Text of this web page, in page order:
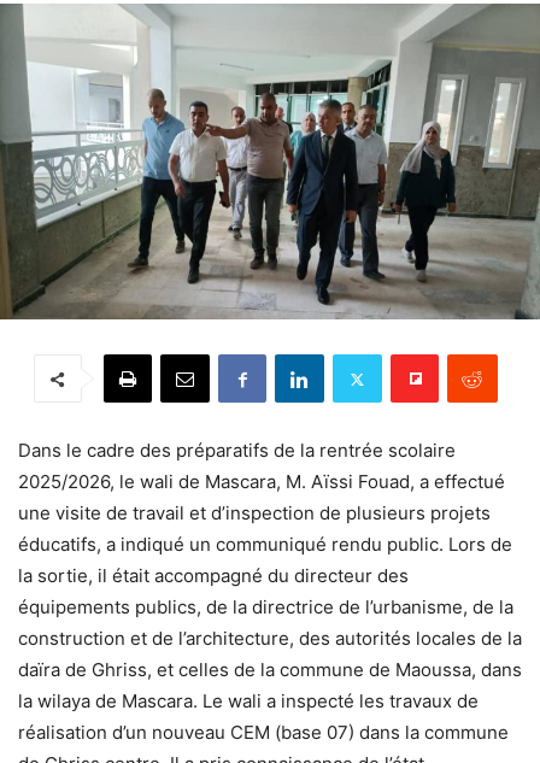
Dans le cadre des préparatifs de la rentrée scolaire
2025/2026, le wali de Mascara, M. Aïssi Fouad, a effectué
une visite de travail et d’inspection de plusieurs projets
éducatifs, a indiqué un communiqué rendu public. Lors de
la sortie, il était accompagné du directeur des
équipements publics, de la directrice de l’urbanisme, de la
construction et de l’architecture, des autorités locales de la
daïra de Ghriss, et celles de la commune de Maoussa, dans
la wilaya de Mascara. Le wali a inspecté les travaux de
réalisation d’un nouveau CEM (base 07) dans la commune